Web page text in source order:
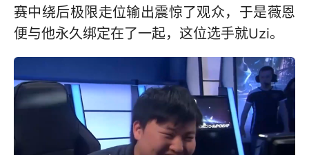
赛中绕后极限走位输出震惊了观众，于是薇恩
便与他永久绑定在了一起，这位选手就Uzi。